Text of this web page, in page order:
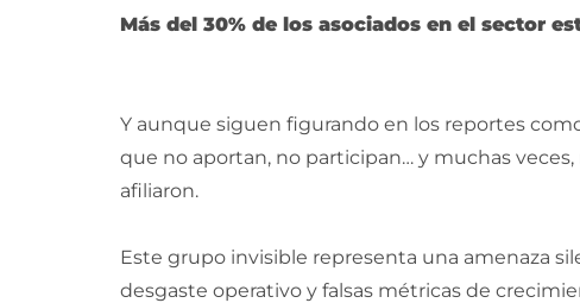
Más del 30% de los asociados en el sector
Y aunque siguen figurando en los reportes
que no aportan, no participan… y muchas
afiliaron.
Este grupo invisible representa una amenaza
desgaste operativo y falsas métricas de